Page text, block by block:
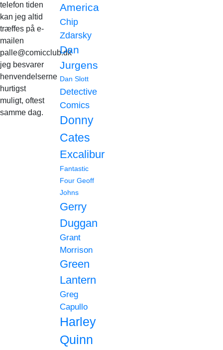
telefon tiden
kan jeg altid
træffes på e-
mailen
palle@comicclub.dk
jeg besvarer
henvendelserne
hurtigst
muligt, oftest
samme dag.
America
Chip
Zdarsky
Dan
Jurgens
Dan Slott
Detective
Comics
Donny
Cates
Excalibur
Fantastic
Four Geoff
Johns
Gerry
Duggan
Grant
Morrison
Green
Lantern
Greg
Capullo
Harley
Quinn